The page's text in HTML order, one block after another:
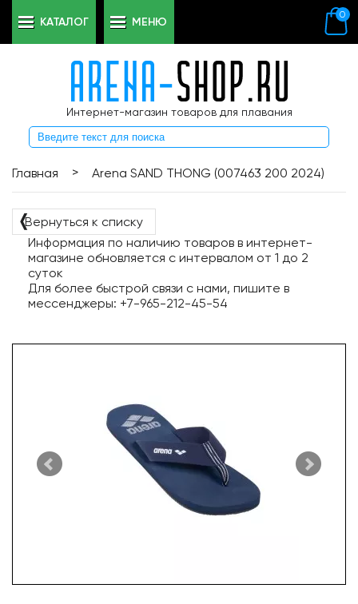
Интернет-магазин товаров для плавания
0
КАТАЛОГ МЕНЮ
Главная > Arena SAND THONG (007463 200 2024)
❬Вернуться к списку
Информация по наличию товаров в интернет-
магазине обновляется с интервалом от 1 до 2
суток
Для более быстрой связи с нами, пишите в
мессенджеры: +7-965-212-45-54